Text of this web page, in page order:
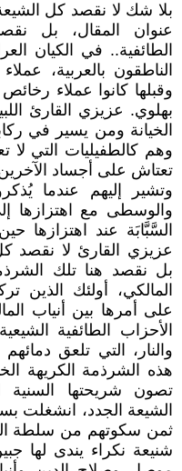
بلا شك لا نقصد كل
عنوان المقال، بل
الطائفية.. في الكيان
الناطقون بالعربية،
وقبلها كانوا عملاء
بهلوي. عزيزي القارئ
الخيانة ومن يسير في
وهم كالطفيليات التي لا
تعتاش على أجساد
وتشير إليهم عندما
والوسطى مع اهتزازها
السَّبَّابَة عند اهتزازها
عزيزي القارئ لا نقصد
بل نقصد هنا تلك
المالكي، أولئك الذين
على أمرها بين أنياب
الأحزاب الطائفية
والنار، التي تلعق
هذه الشرذمة الكريهة
تصون شريحتها
الشيعة الجدد، انشغلت
ثمن سكوتهم من سلطة
شنيعة نكراء يندى لها